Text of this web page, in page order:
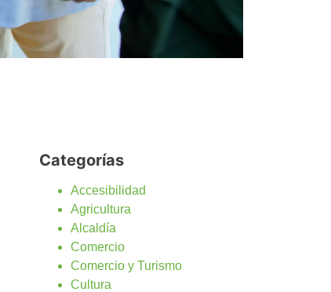
Categorías
Accesibilidad
Agricultura
Alcaldía
Comercio
Comercio y Turismo
Cultura